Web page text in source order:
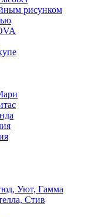
рисунком
Уют, Гамма
Стив